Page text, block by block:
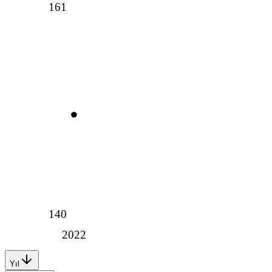
2022
161
140
Yıl